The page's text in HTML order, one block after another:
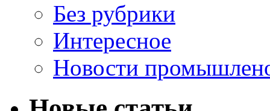
Без рубрики
Интересное
Новости